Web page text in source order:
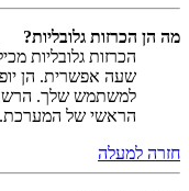
מה הן הכרזות גלובליות?
הכרזות גלובליות
שעה אפשרית. הן
למשתמש שלך.
הראשי של המערכת.
חזרה למעלה